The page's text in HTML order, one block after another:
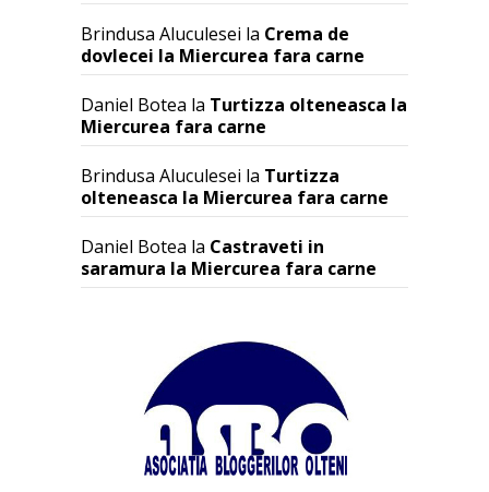
Brindusa Aluculesei la Crema de
dovlecei la Miercurea fara carne
Daniel Botea la Turtizza olteneasca la
Miercurea fara carne
Brindusa Aluculesei la Turtizza
olteneasca la Miercurea fara carne
Daniel Botea la Castraveti in
saramura la Miercurea fara carne